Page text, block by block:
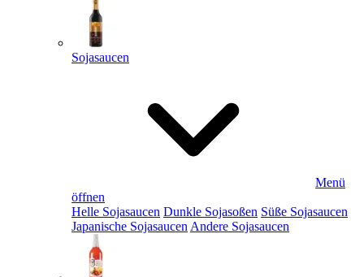
Sojasaucen
Menü
öffnen
Helle Sojasaucen Dunkle Sojasoßen Süße Sojasaucen
Japanische Sojasaucen Andere Sojasaucen